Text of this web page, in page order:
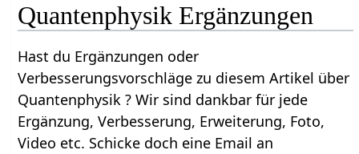
Quantenphysik‏‎ Ergänzungen
Hast du Ergänzungen oder
Verbesserungsvorschläge zu diesem Artikel über
Quantenphysik‏‎ ? Wir sind dankbar für jede
Ergänzung, Verbesserung, Erweiterung, Foto,
Video etc. Schicke doch eine Email an